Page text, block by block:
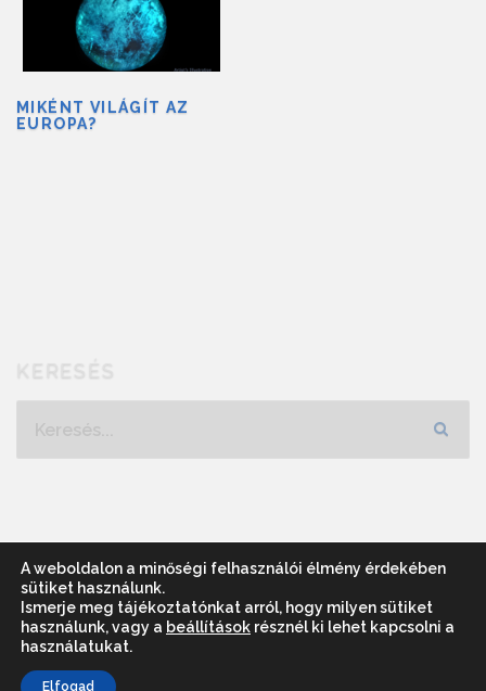
MIKÉNT VILÁGÍT AZ
EUROPA?
KERESÉS
A weboldalon a minőségi felhasználói élmény érdekében
sütiket használunk.
Ismerje meg tájékoztatónkat arról, hogy milyen sütiket
használunk, vagy a beállítások résznél ki lehet kapcsolni a
használatukat.
Elfogad